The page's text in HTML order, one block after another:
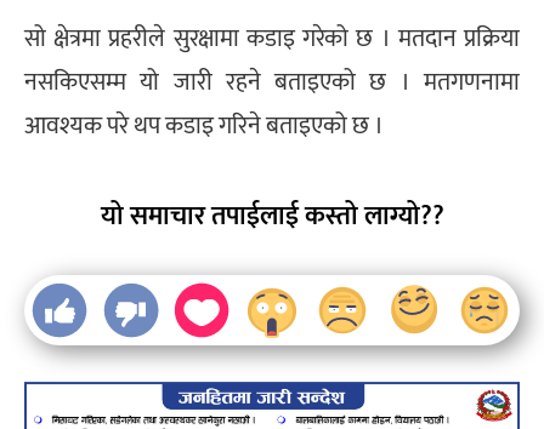
सो क्षेत्रमा प्रहरीले सुरक्षामा कडाइ गरेको छ । मतदान प्रक्रिया
नसकिएसम्म यो जारी रहने बताइएको छ । मतगणनामा
आवश्यक परे थप कडाइ गरिने बताइएको छ ।
यो समाचार तपाईलाई कस्तो लाग्यो??